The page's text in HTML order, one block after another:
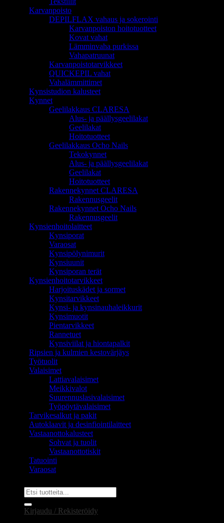
Karvanpoisto
DEPILFLAX vahaus ja sokerointi
Karvanpoiston hoitotuotteet
Kovat vahat
Lämminvaha purkissa
Vahapatruunat
Karvanpoistotarvikkeet
QUICKEPIL vahat
Vahalämmittimet
Kynsistudion kalusteet
Kynnet
Geelilakkaus CLARESA
Alus- ja päällysgeelilakat
Geelilakat
Hoitotuotteet
Geelilakkaus Ocho Nails
Tekokynnet
Alus- ja päällysgeelilakat
Geelilakat
Hoitotuotteet
Rakennekynnet CLARESA
Rakennusgeelit
Rakennekynnet Ocho Nails
Rakennusgeelit
Kynsienhoitolaitteet
Kynsiporat
Varaosat
Kynsipölynimurit
Kynsiuunit
Kynsiporan terät
Kynsienhoitotarvikkeet
Harjoituskädet ja sormet
Kynsitarvikkeet
Kynsi- ja kynsinauhaleikkurit
Kynsimuotit
Pientarvikkeet
Rannetuet
Kynsiviilat ja hiontapalkit
Ripsien ja kulmien kestovärjäys
Työtuolit
Valaisimet
Lattiavalaisimet
Meikkivalot
Suurennuslasivalaisimet
Työpöytävalaisimet
Tarvikesalkut ja pakit
Autoklaavit ja desinfiointilaitteet
Vastaanottokalusteet
Sohvat ja tuolit
Vastaanottotiskit
Tatuointi
Varaosat
Etsi:
Kirjaudu / Rekisteröidy